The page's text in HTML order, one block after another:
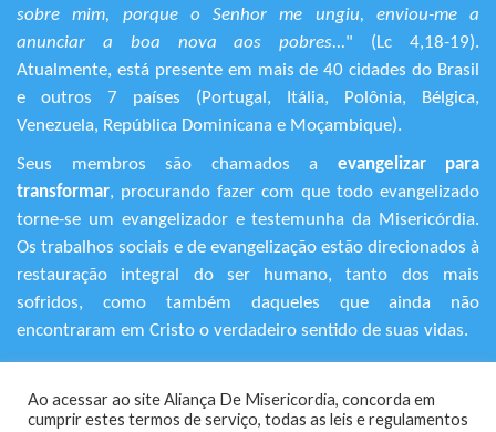
sobre mim, porque o Senhor me ungiu, enviou-me a
anunciar a boa nova aos pobres..." (Lc 4,18-19).
Atualmente, está presente em mais de 40 cidades do Brasil
e outros 7 países (Portugal, Itália, Polônia, Bélgica,
Venezuela, República Dominicana e Moçambique).
Seus membros são chamados a evangelizar para
transformar, procurando fazer com que todo evangelizado
torne-se um evangelizador e testemunha da Misericórdia.
Os trabalhos sociais e de evangelização estão direcionados à
restauração integral do ser humano, tanto dos mais
sofridos, como também daqueles que ainda não
encontraram em Cristo o verdadeiro sentido de suas vidas.
Rua Avanhandava, 616 – Bela Vista
Ao acessar ao site Aliança De Misericordia, concorda em
cumprir estes termos de serviço, todas as leis e regulamentos